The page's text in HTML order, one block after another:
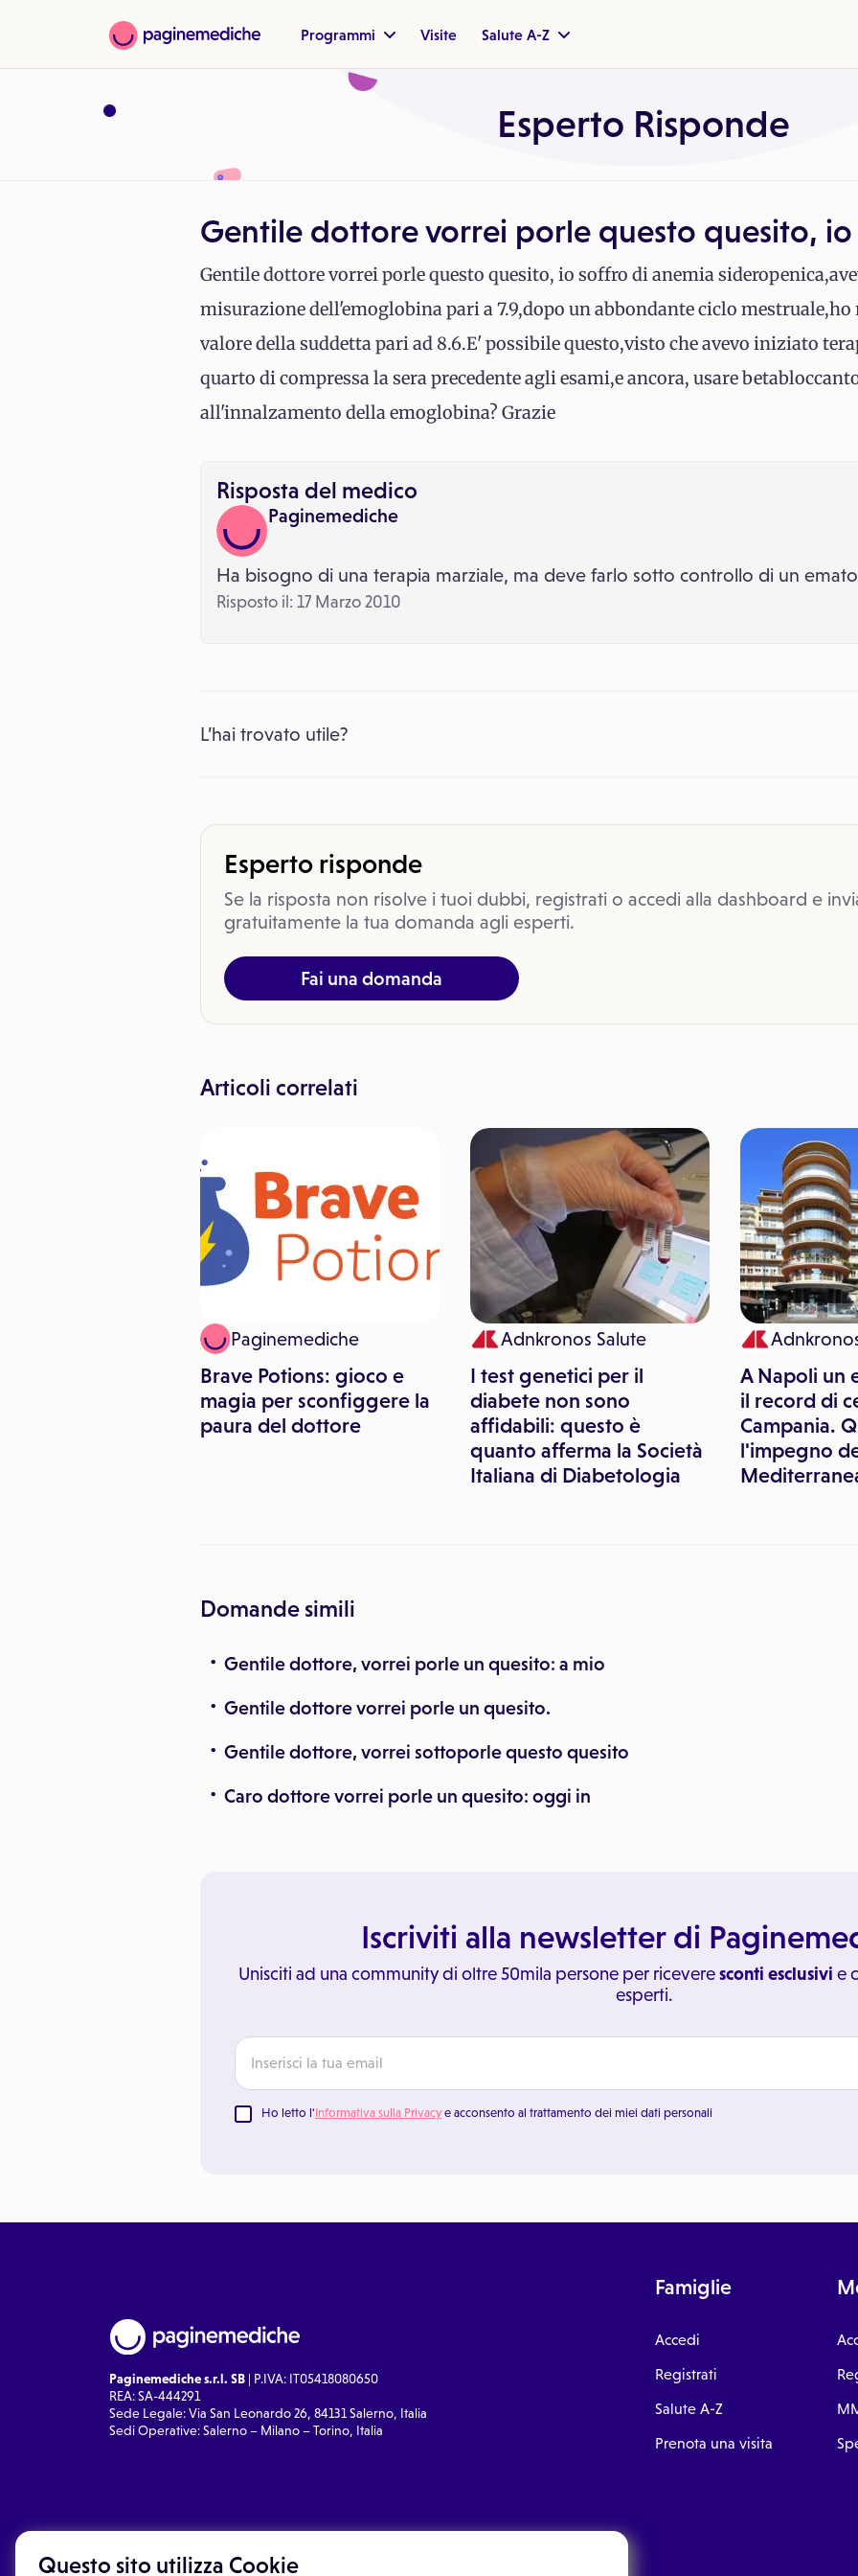
Questo sito utilizza Cookie
Programmi Visite Salute A-Z
Esperto Risponde
Gentile dottore vorrei porle questo quesito, io
Gentile dottore vorrei porle questo quesito, io soffro di anemia
misurazione dell'emoglobina pari a 7.9,dopo un abbondante ciclo
valore della suddetta pari ad 8.6.E' possibile questo,visto che avevo iniziato
quarto di compressa la sera precedente agli esami,e ancora, usare
all'innalzamento della emoglobina? Grazie
Risposta del medico
Paginemediche
Ha bisogno di una terapia marziale, ma deve farlo sotto controllo di un
Risposto il: 17 Marzo 2010
L’hai trovato utile?
Esperto risponde
Se la risposta non risolve i tuoi dubbi, registrati o accedi alla dashboard e
gratuitamente la tua domanda agli esperti.
Fai una domanda
Articoli correlati
Paginemediche
Brave Potions: gioco e
magia per sconfiggere la
paura del dottore
Adnkronos Salute
I test genetici per il
diabete non sono
affidabili: questo è
quanto afferma la Società
Italiana di Diabetologia
A Napoli un
il record di
Campania.
l'impegno
Domande simili
Gentile dottore, vorrei porle un quesito: a mio
Gentile dottore vorrei porle un quesito.
Gentile dottore, vorrei sottoporle questo quesito
Caro dottore vorrei porle un quesito: oggi in
Iscriviti alla newsletter di
Unisciti ad una community di oltre 50mila persone per riceveresconti esclusivi e
esperti.
Ho letto l'Informativa sulla Privacy e acconsento al trattamento dei miei dati personali
Paginemediche s.r.l. SB | P.IVA: IT05418080650
REA: SA-444291
Sede Legale: Via San Leonardo 26, 84131 Salerno, Italia
Sedi Operative: Salerno – Milano – Torino, Italia
Famiglie
Accedi
Registrati
Salute A-Z
Prenota una visita